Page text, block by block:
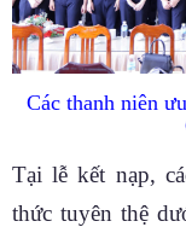
Các thanh niên
Tại lễ kết nạp,
thức tuyên thệ